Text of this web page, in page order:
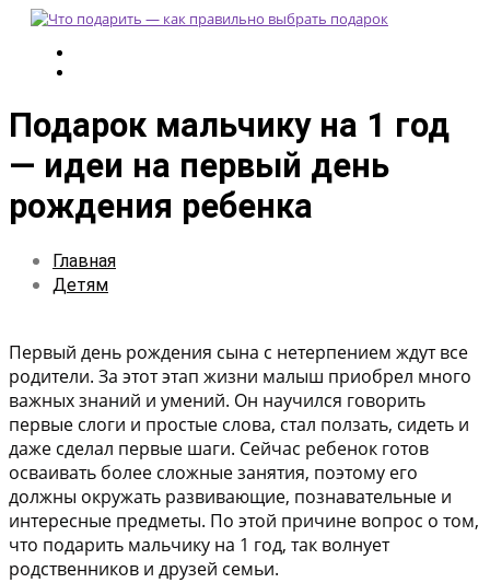
Подарок мальчику на 1 год
— идеи на первый день
рождения ребенка
Главная
Детям
Первый день рождения сына с нетерпением ждут все
родители. За этот этап жизни малыш приобрел много
важных знаний и умений. Он научился говорить
первые слоги и простые слова, стал ползать, сидеть и
даже сделал первые шаги. Сейчас ребенок готов
осваивать более сложные занятия, поэтому его
должны окружать развивающие, познавательные и
интересные предметы. По этой причине вопрос о том,
что подарить мальчику на 1 год, так волнует
родственников и друзей семьи.